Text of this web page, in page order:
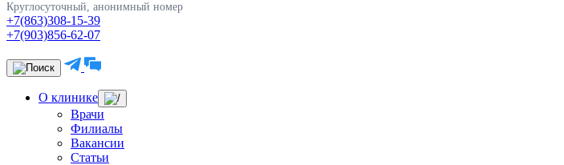
Круглосуточный, анонимный номер
+7(863)308-15-39
+7(903)856-62-07
О клинике
Врачи
Филиалы
Вакансии
Статьи